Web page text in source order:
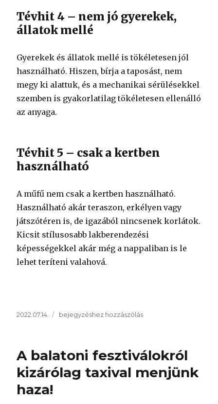
Tévhit 4 – nem jó gyerekek,
állatok mellé
Gyerekek és állatok mellé is tökéletesen jól
használható. Hiszen, bírja a taposást, nem
megy ki alattuk, és a mechanikai sérülésekkel
szemben is gyakorlatilag tökéletesen ellenálló
az anyaga.
Tévhit 5 – csak a kertben
használható
A műfű nem csak a kertben használható.
Használható akár teraszon, erkélyen vagy
játszótéren is, de igazából nincsenek korlátok.
Kicsit stílusosabb lakberendezési
képességekkel akár még a nappaliban is le
lehet teríteni valahová.
Közzétéve
2022.07.14.
Öt
mellett
–
a
bejegyzéshez hozzászólás
A balatoni fesztiválokról
kizárólag taxival menjünk
haza!